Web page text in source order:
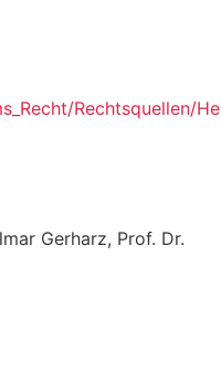
Rechtsquellen/He
Gerharz, Prof. Dr.